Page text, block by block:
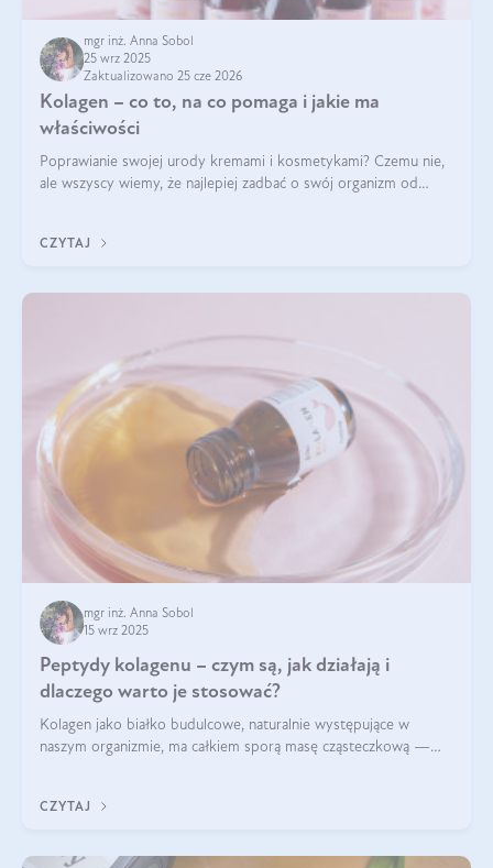
mgr inż. Anna Sobol
25 wrz 2025
Zaktualizowano 25 cze 2026
Kolagen – co to, na co pomaga i jakie ma
właściwości
Poprawianie swojej urody kremami i kosmetykami? Czemu nie,
ale wszyscy wiemy, że najlepiej zadbać o swój organizm od
wysokiej jakości suplem
CZYTAJ
mgr inż. Anna Sobol
15 wrz 2025
Peptydy kolagenu – czym są, jak działają i
dlaczego warto je stosować?
Kolagen jako białko budulcowe, naturalnie występujące w
naszym organizmie, ma całkiem sporą masę cząsteczkową —
bardziej biodostępny
CZYTAJ